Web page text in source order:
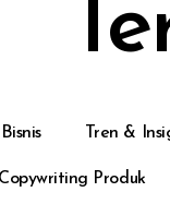
Tren &
Copywriting Produk